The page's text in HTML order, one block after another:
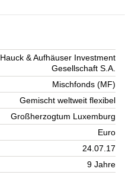
Hauck & Aufhäuser Investment
Gesellschaft S.A.
Mischfonds (MF)
Gemischt weltweit flexibel
Großherzogtum Luxemburg
Euro
24.07.17
9 Jahre